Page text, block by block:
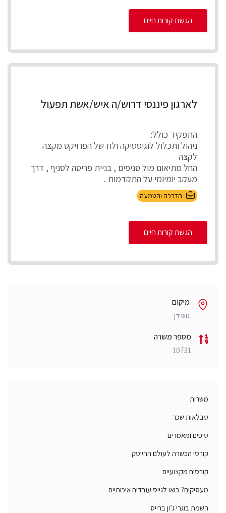
הגשת קורות חיים
לארגון פיננסי דרוש/ה איש/אשת תפעול
התפקיד כולל:
ניהול ותכלול לוגיסטיקה ולוז של הפרויקט מקצה
לקצה
החל מתיאום מול סניפים , בניית פריסה לסניף , דרך
מעקב יומיומי על התקדמות .
...
הדרכה והטמעה
הגשת קורות חיים
מיקום
גוש דן
מספר משרה
10731
משרות
טבלאות שכר
טיפים ומאמרים
קורסי הכשרה לעולם ההייטק
קורסים מקצועיים
מעסיקים? בואו לגייס עובדים איכותיים
השמת בוגרי ג’ון ברייס